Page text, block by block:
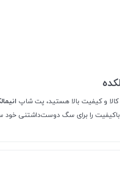
و کیفیت بالا هستید، پت شاپ
را برای سگ دوست‌داشتنی